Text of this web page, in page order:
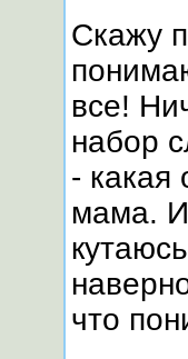
Скажу
все!
набор
- какая
мама. И
что